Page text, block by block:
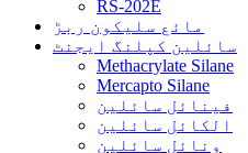
RS-202E
مائع سلیکون ربڑ
سائلین کپلنگ ایجنٹ
Methacrylate Silane
Mercapto Silane
فینائل سائلین
الکائل سائلین
ونائل سائلین